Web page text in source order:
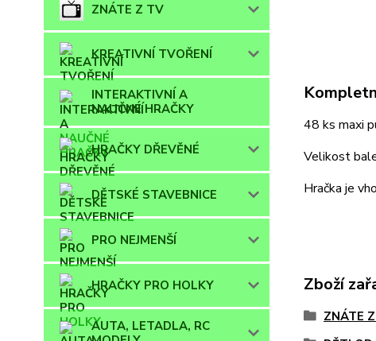
ZNÁTE Z TV
KREATIVNÍ TVOŘENÍ
INTERAKTIVNÍ A
NAUČNÉ HRAČKY
HRAČKY DŘEVĚNÉ
DĚTSKÉ STAVEBNICE
PRO NEJMENŠÍ
HRAČKY PRO HOLKY
AUTA, LETADLA, RC
48 ks maxi
Velikost
Hračka je
Zboží
ZNÁTE